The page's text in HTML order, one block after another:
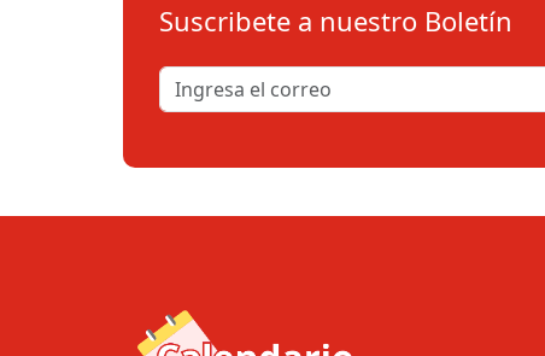
Suscribete a nuestro Boletín